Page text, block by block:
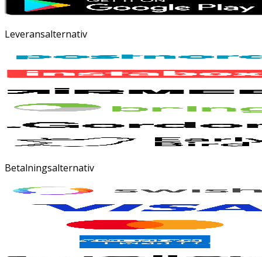
Leveransalternativ
Betalningsalternativ